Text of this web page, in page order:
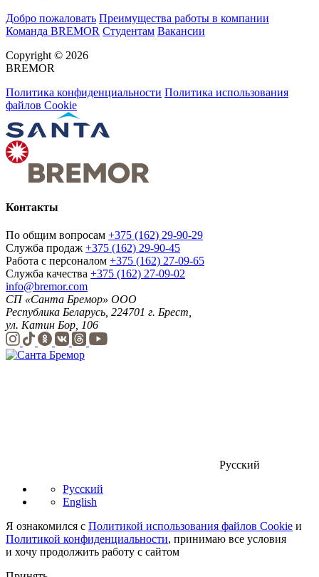
Добро пожаловать Преимущества работы в компании
Команда BREMOR Студентам Вакансии
Copyright © 2026
BREMOR
Политика конфиденциальности Политика использования
файлов Cookie
Контакты
По общим вопросам +375 (162) 29-90-29
Служба продаж +375 (162) 29-90-45
Работа с персоналом +375 (162) 27-09-65
Служба качества +375 (162) 27-09-02
info@bremor.com
СП «Санта Бремор» ООО
Республика Беларусь, 224701 г. Брест,
ул. Катин Бор, 106
Русский
Русский
English
Я ознакомился с Политикой использования файлов Cookie и
Политикой конфиденциальности, принимаю все условия
и хочу продолжить работу с сайтом